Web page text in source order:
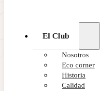
El Club
Nosotros
Eco corner
Historia
Calidad